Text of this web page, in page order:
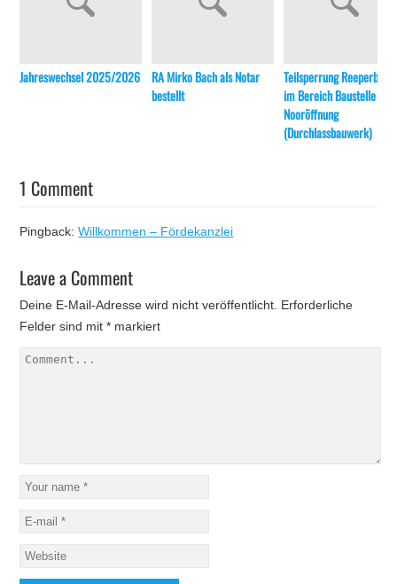
Jahreswechsel 2025/2026
RA Mirko Bach als Notar
bestellt
Teilsperrung Reeperbahn
im Bereich Baustelle
Nooröffnung
(Durchlassbauwerk)
1 Comment
Pingback:Willkommen – Fördekanzlei
Leave a Comment
Deine E-Mail-Adresse wird nicht veröffentlicht. Erforderliche
Felder sind mit* markiert